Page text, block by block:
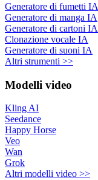
Generatore di fumetti IA
Generatore di manga IA
Generatore di cartoni IA
Clonazione vocale IA
Generatore di suoni IA
Altri strumenti >>
Modelli video
Kling AI
Seedance
Happy Horse
Veo
Wan
Grok
Altri modelli video >>